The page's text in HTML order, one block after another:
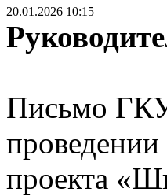
20.01.2026 10:15
Письмо
проекта